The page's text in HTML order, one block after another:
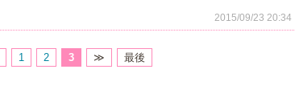
2015/09/23 20:34
1 2 3 ≫ 最後